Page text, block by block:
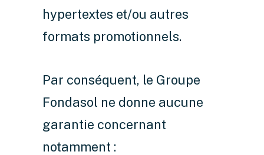
hypertextes et/ou autres
formats promotionnels.
Par conséquent, le Groupe
Fondasol ne donne aucune
garantie concernant
notamment :